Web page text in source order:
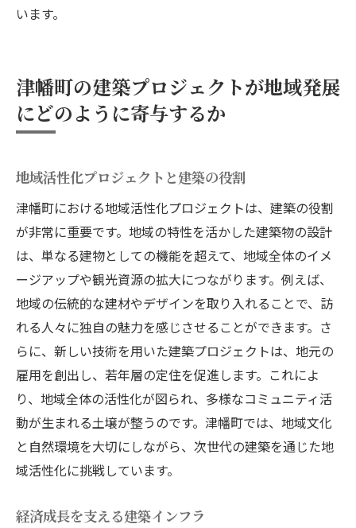
います。
津幡町の建築プロジェクトが地域発展
にどのように寄与するか
地域活性化プロジェクトと建築の役割
津幡町における地域活性化プロジェクトは、建築の役割
が非常に重要です。地域の特性を活かした建築物の設計
は、単なる建物としての機能を超えて、地域全体のイメ
ージアップや観光資源の拡大につながります。例えば、
地域の伝統的な建材やデザインを取り入れることで、訪
れる人々に独自の魅力を感じさせることができます。さ
らに、新しい技術を用いた建築プロジェクトは、地元の
雇用を創出し、若年層の定住を促進します。これによ
り、地域全体の活性化が図られ、多様なコミュニティ活
動が生まれる土壌が整うのです。津幡町では、地域文化
と自然環境を大切にしながら、次世代の建築を通じた地
域活性化に挑戦しています。
経済成長を支える建築インフラ